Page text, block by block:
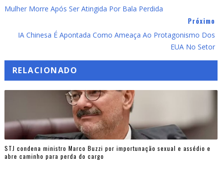
Mulher Morre Após Ser Atingida Por Bala Perdida
Próximo
IA Chinesa É Apontada Como Ameaça Ao Protagonismo Dos
EUA No Setor
RELACIONADO
STJ condena ministro Marco Buzzi por importunação sexual e assédio e
abre caminho para perda do cargo